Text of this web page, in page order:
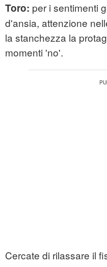
Toro: per i sentimenti
d'ansia, attenzione
la stanchezza la
momenti 'no'.
Cercate di rilassare il